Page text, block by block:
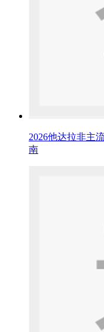
2026他达拉非主
南